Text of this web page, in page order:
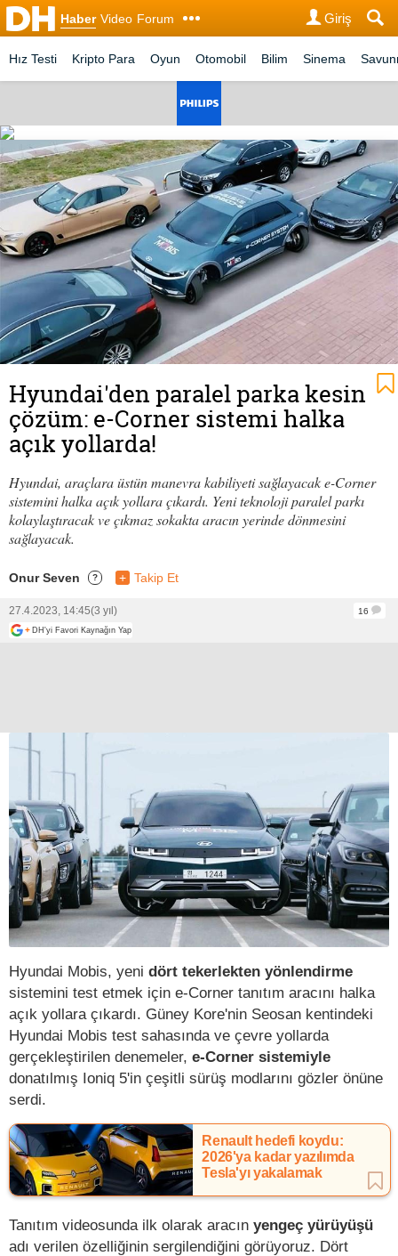
Haber Video Forum Giriş
Hız Testi Kripto Para Oyun Otomobil Bilim Sinema
Hyundai'den paralel parka kesin
çözüm: e-Corner sistemi halka
açık yollarda!
Hyundai, araçlara üstün manevra kabiliyeti sağlayacak e-Corner
sistemini halka açık yollara çıkardı. Yeni teknoloji paralel parkı
kolaylaştıracak ve çıkmaz sokakta aracın yerinde dönmesini
sağlayacak.
Onur Seven ? + Takip Et
27.4.2023, 14:45(3 yıl)
16
+ DH'yi Favori Kaynağın Yap
Hyundai Mobis, yeni dört tekerlekten yönlendirme
sistemini test etmek için e-Corner tanıtım aracını halka
açık yollara çıkardı. Güney Kore'nin Seosan kentindeki
Hyundai Mobis test sahasında ve çevre yollarda
gerçekleştirilen denemeler, e-Corner sistemiyle
donatılmış Ioniq 5'in çeşitli sürüş modlarını gözler önüne
serdi.
Renault hedefi koydu:
2026'ya kadar yazılımda
Tesla'yı yakalamak
Tanıtım videosunda ilk olarak aracın yengeç yürüyüşü
adı verilen özelliğinin sergilendiğini görüyoruz. Dört